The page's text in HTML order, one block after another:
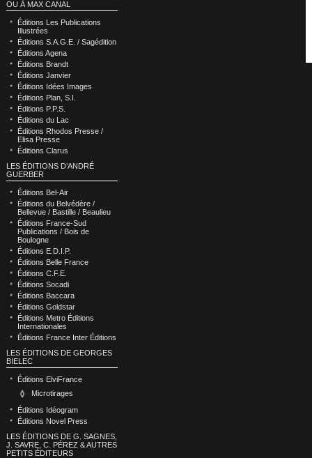
OU À MAX CANAL
Éditions Les Publications
Illustrées
Éditions S.A.G.E. / Sagédition
Éditions Agena
Éditions Brandt
Éditions Janvier
Éditions Idées Images
Éditions Plan, S.I.
Éditions P.P.S.
Éditions du Lac
Éditions Rhodos Presse /
Elisa Presse
Éditions Clarus
LES ÉDITIONS D’ANDRÉ
GUERBER
Éditions Bel-Air
Éditions du Belvédère /
Bellevue / Bastille / Beaulieu
Éditions France-Sud
Publications / Bois de
Boulogne
Éditions E.D.I.P.
Éditions Belle France
Éditions C.F.E.
Éditions Socadi
Éditions Baccara
Éditions Goldstar
Éditions Metro Éditions
Internationales
Éditions France Inter Éditions
LES ÉDITIONS DE GEORGES
BIELEC
Éditions ElviFrance
Microtirages
Éditions Idéogram
Éditions Novel Press
LES ÉDITIONS DE G. SAGNES,
J. SAVRE, C. PÉREZ & AUTRES
PETITS ÉDITEURS